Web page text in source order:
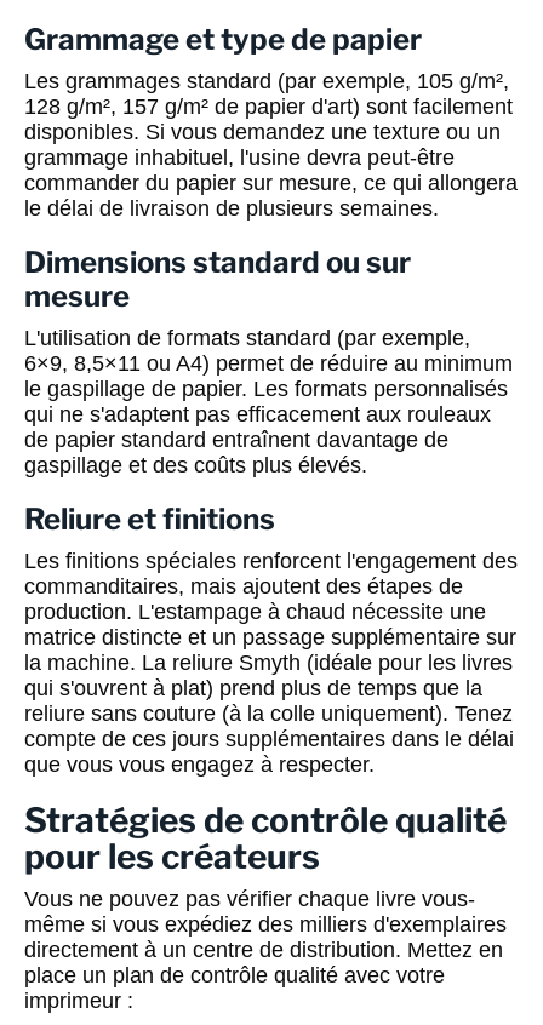
Grammage et type de papier
Les grammages standard (par exemple, 105 g/m²,
128 g/m², 157 g/m² de papier d'art) sont facilement
disponibles. Si vous demandez une texture ou un
grammage inhabituel, l'usine devra peut-être
commander du papier sur mesure, ce qui allongera
le délai de livraison de plusieurs semaines.
Dimensions standard ou sur
mesure
L'utilisation de formats standard (par exemple,
6×9, 8,5×11 ou A4) permet de réduire au minimum
le gaspillage de papier. Les formats personnalisés
qui ne s'adaptent pas efficacement aux rouleaux
de papier standard entraînent davantage de
gaspillage et des coûts plus élevés.
Reliure et finitions
Les finitions spéciales renforcent l'engagement des
commanditaires, mais ajoutent des étapes de
production. L'estampage à chaud nécessite une
matrice distincte et un passage supplémentaire sur
la machine. La reliure Smyth (idéale pour les livres
qui s'ouvrent à plat) prend plus de temps que la
reliure sans couture (à la colle uniquement). Tenez
compte de ces jours supplémentaires dans le délai
que vous vous engagez à respecter.
Stratégies de contrôle qualité
pour les créateurs
Vous ne pouvez pas vérifier chaque livre vous-
même si vous expédiez des milliers d'exemplaires
directement à un centre de distribution. Mettez en
place un plan de contrôle qualité avec votre
imprimeur :